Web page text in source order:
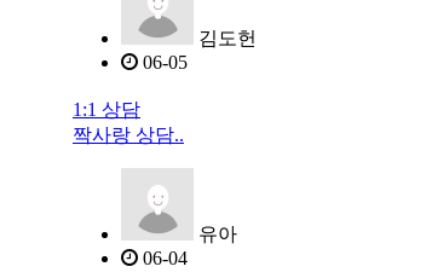
김도헌
06-05
1:1 상담
짝사랑 상담..
유아
06-04